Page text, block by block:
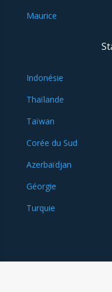
Maurice
Indonésie
Thaïlande
Taïwan
Corée du Sud
Azerbaïdjan
Géorgie
Turquie